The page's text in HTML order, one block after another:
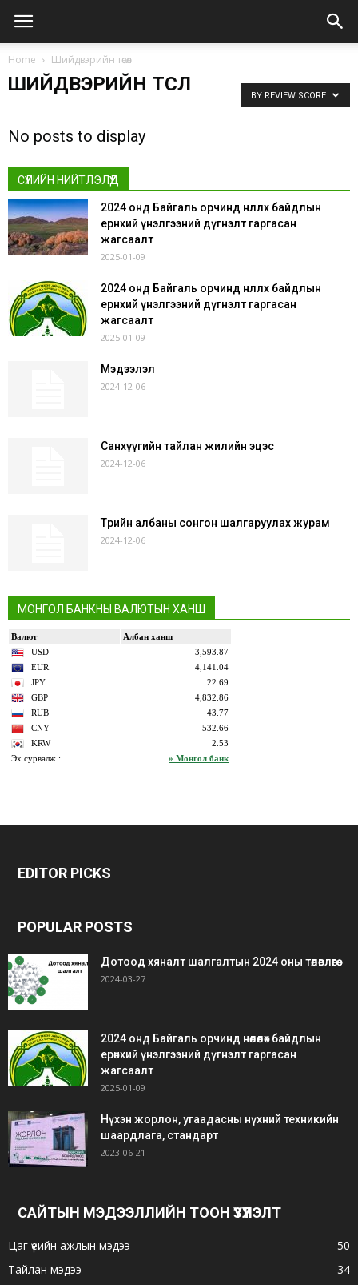
Home Шийдвэрийн төсөл
ШИЙДВЭРИЙН ТӨСӨЛ
BY REVIEW SCORE
No posts to display
СҮҮЛИЙН НИЙТЛЭЛҮҮД
2024 онд Байгаль орчинд нөлөөлөх байдлын
ерөнхий үнэлгээний дүгнэлт гаргасан
жагсаалт
2025-01-09
2024 онд Байгаль орчинд нөлөөлөх байдлын
ерөнхий үнэлгээний дүгнэлт гаргасан
жагсаалт
2025-01-09
Мэдээлэл
2024-12-06
Санхүүгийн тайлан жилийн эцэс
2024-12-06
Төрийн албаны сонгон шалгаруулах журам
2024-12-06
МОНГОЛ БАНКНЫ ВАЛЮТЫН ХАНШ
siteler
EDITOR PICKS
POPULAR POSTS
Дотоод хяналт шалгалтын 2024 оны төлөвлөгөө
2024-03-27
2024 онд Байгаль орчинд нөлөөлөх байдлын
ерөнхий үнэлгээний дүгнэлт гаргасан
жагсаалт
2025-01-09
Нүхэн жорлон, угаадасны нүхний техникийн
шаардлага, стандарт
2023-06-21
САЙТЫН МЭДЭЭЛЛИЙН ТООН ҮЗҮҮЛЭЛТ
Цаг үеийн ажлын мэдээ
50
Тайлан мэдээ
34